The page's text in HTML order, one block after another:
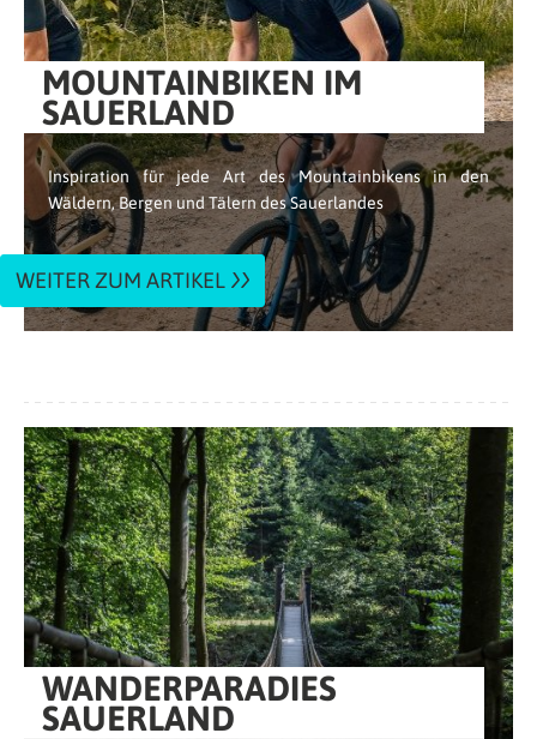
MOUNTAINBIKEN IM
SAUERLAND
Inspiration für jede Art des Mountainbikens in den
Wäldern, Bergen und Tälern des Sauerlandes
WEITER ZUM ARTIKEL
WANDERPARADIES
SAUERLAND